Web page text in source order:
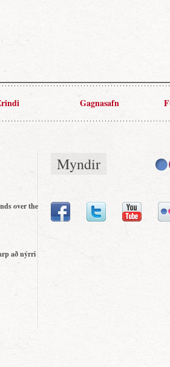
Gagnasafn
over the
að nýrri
Myndir